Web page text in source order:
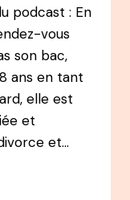
podcast : En
vous
son bac,
ans en tant
elle est
et
et…